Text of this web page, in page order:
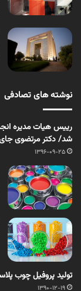
نوشته های تصادفی
رییس هیات مدیره
شد/ دکتر مرتضوی
1396-09-25
تولید پروفیل چوب
1390-12-19